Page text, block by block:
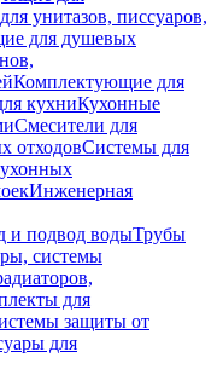
унитазов, писсуаров,
для душевых
Комплектующие для
кухниКухонные
Смесители для
отходовСистемы для
Инженерная
и подвод водыТрубы
системы
для
защиты от
для